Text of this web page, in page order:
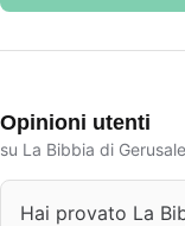
Opinioni utenti
su La Bibbia di
Hai provato La